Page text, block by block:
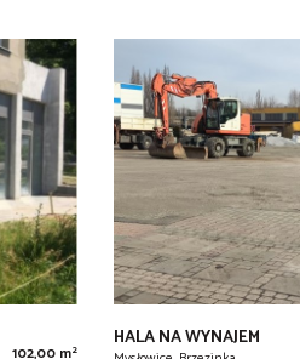
102,00 m2 HALA NA WYNAJEM